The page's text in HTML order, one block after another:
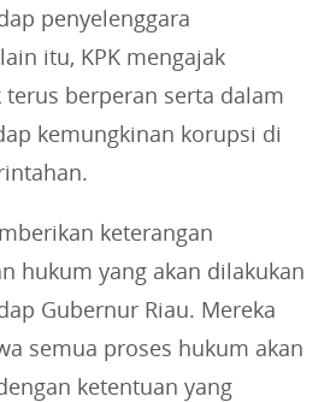
penyelenggara
itu, KPK mengajak
berperan serta dalam
kemungkinan korupsi di
keterangan
hukum yang akan dilakukan
Gubernur Riau. Mereka
semua proses hukum akan
ketentuan yang